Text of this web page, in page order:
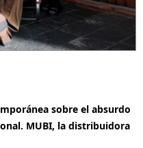
sobre el absurdo
MUBI, la distribuidora